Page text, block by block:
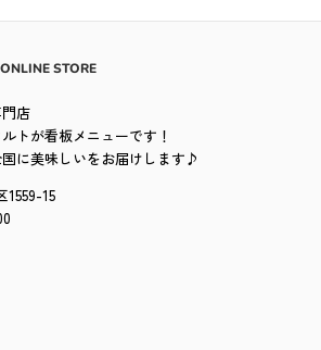
STORE
店
トが看板メニューです！
に美味しいをお届けします♪
1559-15